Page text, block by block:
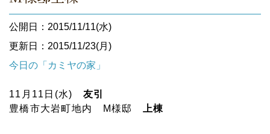
公開日：2015/11/11(水)
更新日：2015/11/23(月)
今日の「カミヤの家」
11月11日(水) 友引
豊橋市大岩町地内 M様邸
上棟